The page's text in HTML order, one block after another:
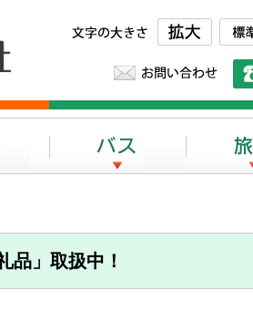
文字の大き
お問
品」取扱中！